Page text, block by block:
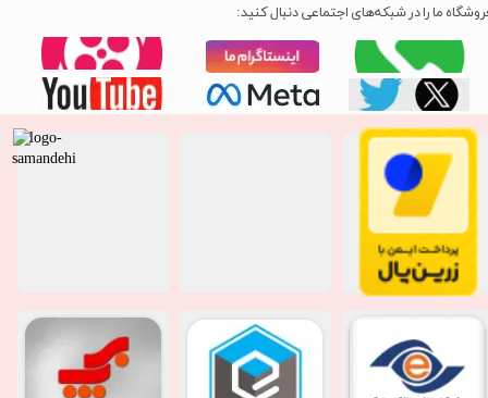
ما را در شبکه‌های اجتماعی دنبال کنید: